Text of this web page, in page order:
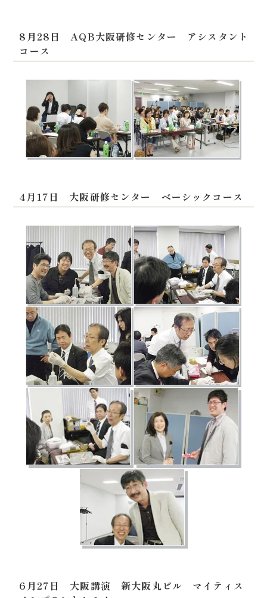
8月28日 AQB大阪研修センター アシスタント
コース
4月17日 大阪研修センター ベーシックコース
6月27日 大阪講演 新大阪丸ビル マイティス